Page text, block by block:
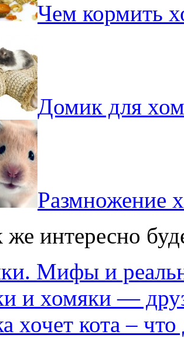
Чем кормить
Домик для
Размножение
интересно
Мифы и
и хомяки —
хочет кота – что